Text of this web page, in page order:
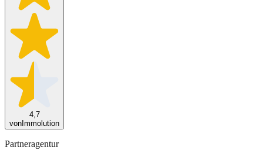
4,7
von Immolution
Partneragentur